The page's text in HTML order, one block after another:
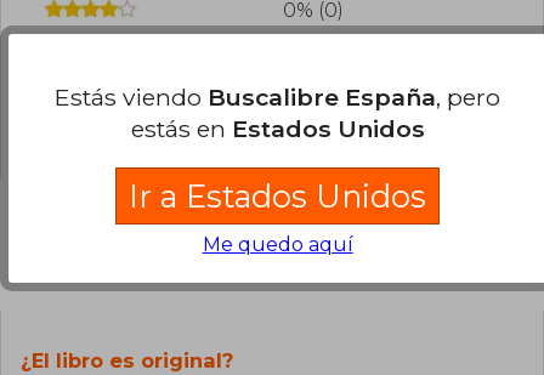
0% (0)
0% (0)
5% (1)
¿El libro es original?
Estás viendo Buscalibre España, pero
estás en Estados Unidos
Ir a Estados Unidos
Me quedo aquí